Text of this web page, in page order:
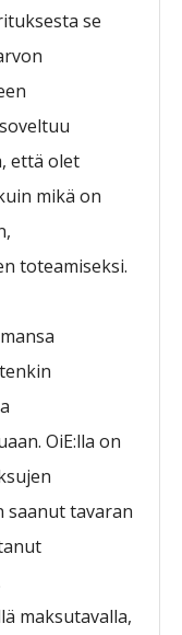
se
että olet
mikä on
toteamiseksi.
OiE:lla on
saanut tavaran
maksutavalla,